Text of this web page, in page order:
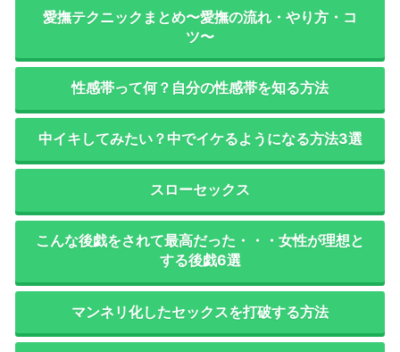
愛撫テクニックまとめ〜愛撫の流れ・やり方・コ
ツ〜
性感帯って何？自分の性感帯を知る方法
中イキしてみたい？中でイケるようになる方法3選
スローセックス
こんな後戯をされて最高だった・・・女性が理想と
する後戯6選
マンネリ化したセックスを打破する方法